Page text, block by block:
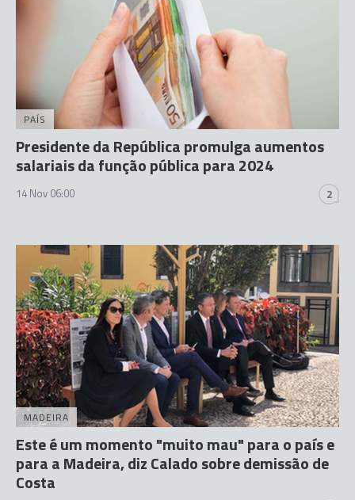
PAÍS
Presidente da República promulga aumentos
salariais da função pública para 2024
14 Nov 06:00 2
MADEIRA
Este é um momento "muito mau" para o país e
para a Madeira, diz Calado sobre demissão de
Costa